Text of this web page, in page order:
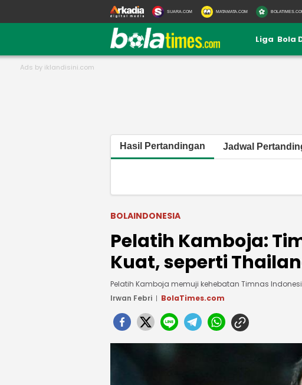
SUARA.COM MATAMATA.COM
Liga Bola
Hasil Pertandingan Jadwal
BOLAINDONESIA
Pelatih Kamboja:
Kuat, seperti
Pelatih Kamboja memuji kehebatan Timnas
Irwan Febri
BolaTimes.com